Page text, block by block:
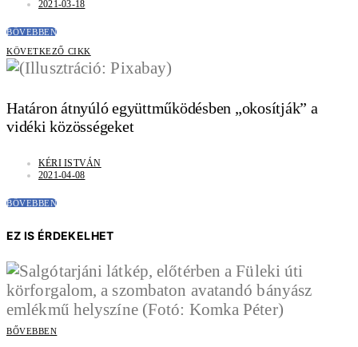
2021-03-18
BŐVEBBEN
KÖVETKEZŐ CIKK
Határon átnyúló együttműködésben „okosítják” a
vidéki közösségeket
KÉRI ISTVÁN
2021-04-08
BŐVEBBEN
EZ IS ÉRDEKELHET
BŐVEBBEN